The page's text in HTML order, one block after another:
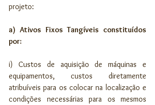
projeto:
a) Ativos Fixos Tangíveis constituídos
por:
i) Custos de aquisição de máquinas e
equipamentos, custos diretamente
atribuíveis para os colocar na localização e
condições necessárias para os mesmos